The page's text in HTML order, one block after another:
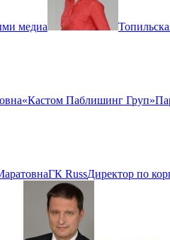
медиа
«Кастом Паблишинг Груп»
ГК RussДиректор по